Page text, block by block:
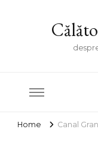
Home Canal